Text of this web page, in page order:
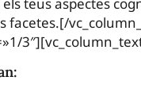
facetes.[/